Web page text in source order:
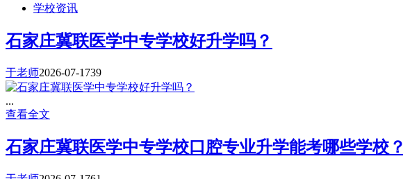
学校资讯
石家庄冀联医学中专学校好升学吗？
于老师2026-07-1739
...
查看全文
石家庄冀联医学中专学校口腔专业升学能考哪些学校？